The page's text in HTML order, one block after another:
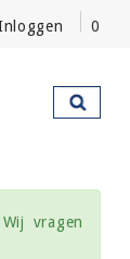
0
vragen